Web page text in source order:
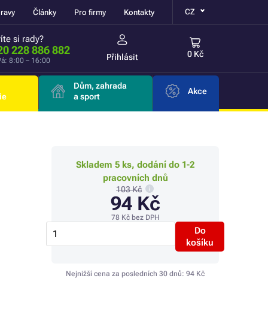
Články Pro firmy Kontakty CZ
si rady?
228 886 882
8:00 – 16:00 Přihlásit 0 Kč
Dům, zahrada
a sport
Akce
Skladem 5 ks, dodání do 1-2
pracovních dnů
103 Kč
94 Kč
78 Kčbez DPH
Do
košíku
Nejnižší cena za posledních 30 dnů: 94 Kč